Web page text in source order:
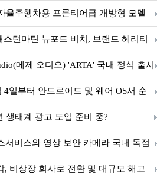
율주행차용 프론티어급 개방형 모델
용 가능
턴마틴 뉴포트 비치, 브랜드 헤리티
렉션’ 공개
메제 오디오) 'ARTA' 국내 정식 출시
4일부터 안드로이드 및 웨어 OS서 순
생태계 광고 도입 준비 중?
서비스와 영상 보안 카메라 국내 독점
, 비상장 회사로 전환 및 대규모 해고